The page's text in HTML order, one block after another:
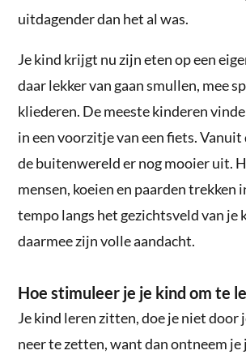
uitdagender dan het al was.
Je kind krijgt nu zijn eten op een
daar lekker van gaan smullen, mee
kliederen. De meeste kinderen
in een voorzitje van een fiets. Vanuit
de buitenwereld er nog mooier uit.
mensen, koeien en paarden trekken
tempo langs het gezichtsveld van je
daarmee zijn volle aandacht.
Hoe stimuleer je je kind om te
Je kind leren zitten, doe je niet door
neer te zetten, want dan ontneem je